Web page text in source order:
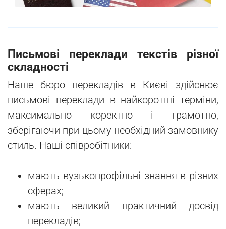
Письмові переклади текстів різної
складності
Наше бюро перекладів в Києві здійснює
письмові переклади в найкоротші терміни,
максимально коректно і грамотно,
зберігаючи при цьому необхідний замовнику
стиль. Наші співробітники:
мають вузькопрофільні знання в різних
сферах;
мають великий практичний досвід
перекладів;